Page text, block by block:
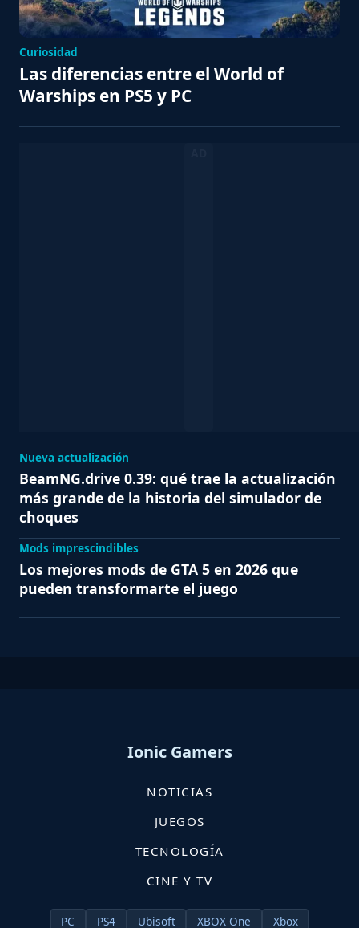
Curiosidad
Las diferencias entre el World of
Warships en PS5 y PC
Nueva actualización
BeamNG.drive 0.39: qué trae la actualización
más grande de la historia del simulador de
choques
Mods imprescindibles
Los mejores mods de GTA 5 en 2026 que
pueden transformarte el juego
Ionic Gamers
NOTICIAS
JUEGOS
TECNOLOGÍA
CINE Y TV
PC PS4 Ubisoft XBOX One Xbox